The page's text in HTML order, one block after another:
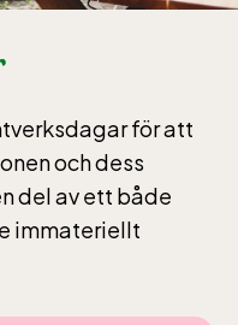
för att
och dess
del av ett både
immateriellt